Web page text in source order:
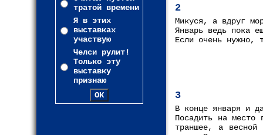
тратой времени
Я в этих
выставках
участвую
Челси рулит!
Только эту
выставку
признаю
2
Микуся, а вдруг
Январь ведь пока
Если очень нужно,
3
В конце января и
Посадить на место
траншее, а весной